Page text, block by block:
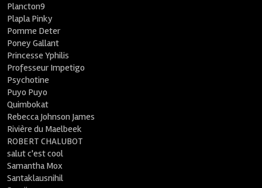
Plancton9
Plapla Pinky
Pomme Deter
Poney Gallant
Princesse Yphilis
Professeur Impetigo
Psychotine
Puyo Puyo
Quimbokat
Rebecca Johnson James
Rivière du Maelbeek
ROBERT CHALUBOT
salut c'est cool
Samantha Mox
Santaklausnihil